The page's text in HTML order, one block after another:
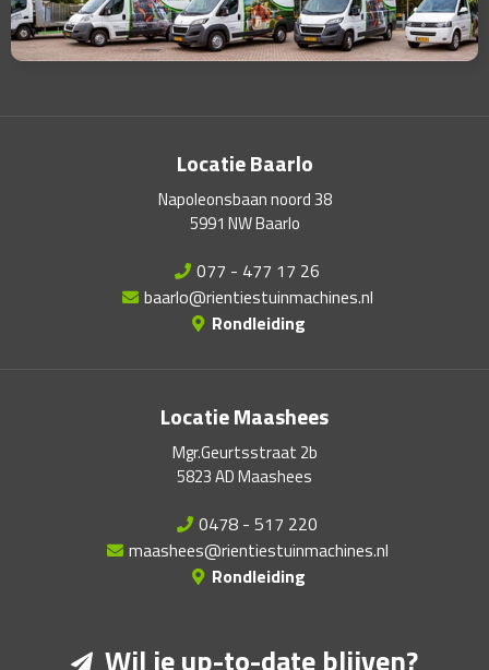
Locatie Baarlo
Napoleonsbaan noord 38
5991 NW Baarlo
077 - 477 17 26
baarlo@rientiestuinmachines.nl
Rondleiding
Locatie Maashees
Mgr.Geurtsstraat 2b
5823 AD Maashees
0478 - 517 220
maashees@rientiestuinmachines.nl
Rondleiding
Wil je up-to-date blijven?